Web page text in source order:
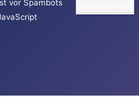
vor Spambots